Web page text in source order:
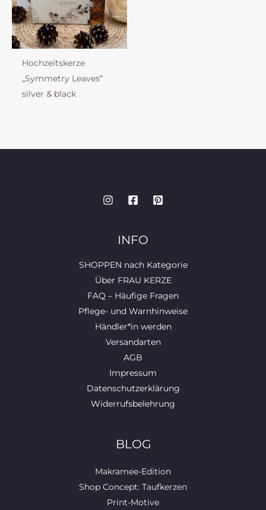
Hochzeitskerze
„Symmetry Leaves“
silver & black
INFO
SHOPPEN nach Kategorie
Über FRAU KERZE
FAQ – Häufige Fragen
Pflege- und Warnhinweise
Händler*in werden
Versandarten
AGB
Impressum
Datenschutzerklärung
Widerrufsbelehrung
BLOG
Makramee-Edition
Shop Concept: Taufkerzen
Print-Motive